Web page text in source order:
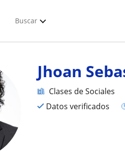
Buscar
Jhoan
Clases de Sociales
Datos verificados